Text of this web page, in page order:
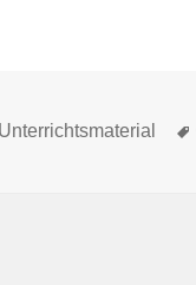
Unterrichtsmaterial